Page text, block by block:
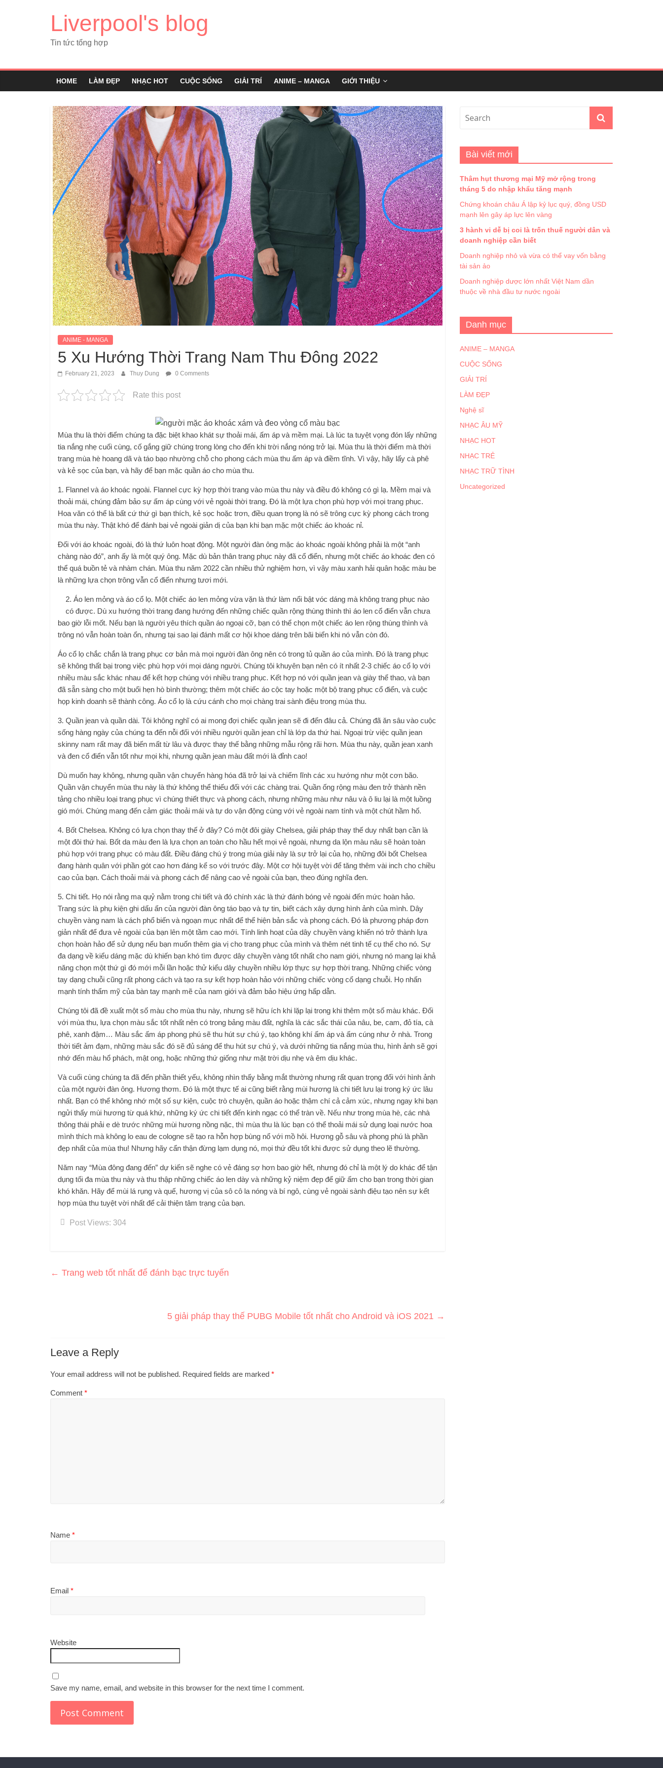
Liverpool's blog
Tin tức tổng hợp
HOME LÀM ĐẸP NHẠC HOT CUỘC SỐNG GIẢI TRÍ ANIME – MANGA GIỚI THIỆU
ANIME - MANGA
5 Xu Hướng Thời Trang Nam Thu Đông 2022
February 21, 2023 Thuy Dung 0 Comments
Rate this post
Mùa thu là thời điểm chúng ta đặc biệt khao khát sự thoải mái, ấm áp và mềm mại. Là lúc ta tuyệt vọng đón lấy những
tia nắng nhẹ cuối cùng, cố gắng giữ chúng trong lòng cho đến khi trời nắng nóng trở lại. Mùa thu là thời điểm mà thời
trang mùa hè hoang dã và táo bạo nhường chỗ cho phong cách mùa thu ấm áp và điềm tĩnh. Vì vậy, hãy lấy cà phê
và kẻ sọc của bạn, và hãy để bạn mặc quần áo cho mùa thu.
1. Flannel và áo khoác ngoài. Flannel cực kỳ hợp thời trang vào mùa thu này và điều đó không có gì lạ. Mềm mại và
thoải mái, chúng đảm bảo sự ấm áp cùng với vẻ ngoài thời trang. Đó là một lựa chọn phù hợp với mọi trang phục.
Hoa văn có thể là bất cứ thứ gì bạn thích, kẻ sọc hoặc trơn, điều quan trọng là nó sẽ trông cực kỳ phong cách trong
mùa thu này. Thật khó để đánh bại vẻ ngoài giản dị của bạn khi bạn mặc một chiếc áo khoác nỉ.
Đối với áo khoác ngoài, đó là thứ luôn hoạt động. Một người đàn ông mặc áo khoác ngoài không phải là một “anh
chàng nào đó”, anh ấy là một quý ông. Mặc dù bản thân trang phục này đã cổ điển, nhưng một chiếc áo khoác đen có
thể quá buồn tẻ và nhàm chán. Mùa thu năm 2022 cần nhiều thử nghiệm hơn, vì vậy màu xanh hải quân hoặc màu be
là những lựa chọn trông vẫn cổ điển nhưng tươi mới.
2. Áo len mỏng và áo cổ lọ. Một chiếc áo len mỏng vừa vặn là thứ làm nổi bật vóc dáng mà không trang phục nào
có được. Dù xu hướng thời trang đang hướng đến những chiếc quần rộng thùng thình thì áo len cổ điển vẫn chưa
bao giờ lỗi mốt. Nếu bạn là người yêu thích quần áo ngoại cỡ, bạn có thể chọn một chiếc áo len rộng thùng thình và
trông nó vẫn hoàn toàn ổn, nhưng tại sao lại đánh mất cơ hội khoe dáng trên bãi biển khi nó vẫn còn đó.
Áo cổ lọ chắc chắn là trang phục cơ bản mà mọi người đàn ông nên có trong tủ quần áo của mình. Đó là trang phục
sẽ không thất bại trong việc phù hợp với mọi dáng người. Chúng tôi khuyên bạn nên có ít nhất 2-3 chiếc áo cổ lọ với
nhiều màu sắc khác nhau để kết hợp chúng với nhiều trang phục. Kết hợp nó với quần jean và giày thể thao, và bạn
đã sẵn sàng cho một buổi hẹn hò bình thường; thêm một chiếc áo cộc tay hoặc một bộ trang phục cổ điển, và cuộc
họp kinh doanh sẽ thành công. Áo cổ lọ là cứu cánh cho mọi chàng trai sành điệu trong mùa thu.
3. Quần jean và quần dài. Tôi không nghĩ có ai mong đợi chiếc quần jean sẽ đi đến đâu cả. Chúng đã ăn sâu vào cuộc
sống hàng ngày của chúng ta đến nỗi đối với nhiều người quần jean chỉ là lớp da thứ hai. Ngoại trừ việc quần jean
skinny nam rất may đã biến mất từ ​​​​lâu và được thay thế bằng những mẫu rộng rãi hơn. Mùa thu này, quần jean xanh
và đen cổ điển vẫn tốt như mọi khi, nhưng quần jean màu đất mới là đỉnh cao!
Dù muốn hay không, nhưng quần vận chuyển hàng hóa đã trở lại và chiếm lĩnh các xu hướng như một cơn bão.
Quần vận chuyển mùa thu này là thứ không thể thiếu đối với các chàng trai. Quần ống rộng màu đen trở thành nền
tảng cho nhiều loại trang phục vì chúng thiết thực và phong cách, nhưng những màu như nâu và ô liu lại là một luồng
gió mới. Chúng mang đến cảm giác thoải mái và tự do vận động cùng với vẻ ngoài nam tính và một chút hầm hố.
4. Bốt Chelsea. Không có lựa chọn thay thế ở đây? Có một đôi giày Chelsea, giải pháp thay thế duy nhất bạn cần là
một đôi thứ hai. Bốt da màu đen là lựa chọn an toàn cho hầu hết mọi vẻ ngoài, nhưng da lộn màu nâu sẽ hoàn toàn
phù hợp với trang phục có màu đất. Điều đáng chú ý trong mùa giải này là sự trở lại của họ, những đôi bốt Chelsea
đang hành quân với phần gót cao hơn đáng kể so với trước đây. Một cơ hội tuyệt vời để tăng thêm vài inch cho chiều
cao của bạn. Cách thoải mái và phong cách để nâng cao vẻ ngoài của bạn, theo đúng nghĩa đen.
5. Chi tiết. Họ nói rằng ma quỷ nằm trong chi tiết và đó chính xác là thứ đánh bóng vẻ ngoài đến mức hoàn hảo.
Trang sức là phụ kiện ghi dấu ấn của người đàn ông táo bạo và tự tin, biết cách xây dựng hình ảnh của mình. Dây
chuyền vàng nam là cách phổ biến và ngoạn mục nhất để thể hiện bản sắc và phong cách. Đó là phương pháp đơn
giản nhất để đưa vẻ ngoài của bạn lên một tầm cao mới. Tính linh hoạt của dây chuyền vàng khiến nó trở thành lựa
chọn hoàn hảo để sử dụng nếu bạn muốn thêm gia vị cho trang phục của mình và thêm nét tinh tế cụ thể cho nó. Sự
đa dạng về kiểu dáng mặc dù khiến bạn khó tìm được dây chuyền vàng tốt nhất cho nam giới, nhưng nó mang lại khả
năng chọn một thứ gì đó mới mỗi lần hoặc thử kiểu dây chuyền nhiều lớp thực sự hợp thời trang. Những chiếc vòng
tay dạng chuỗi cũng rất phong cách và tạo ra sự kết hợp hoàn hảo với những chiếc vòng cổ dạng chuỗi. Họ nhấn
mạnh tính thẩm mỹ của bàn tay mạnh mẽ của nam giới và đảm bảo hiệu ứng hấp dẫn.
Chúng tôi đã đề xuất một số màu cho mùa thu này, nhưng sẽ hữu ích khi lặp lại trong khi thêm một số màu khác. Đối
với mùa thu, lựa chọn màu sắc tốt nhất nên có trong bảng màu đất, nghĩa là các sắc thái của nâu, be, cam, đỏ tía, cà
phê, xanh đậm… Màu sắc ấm áp phong phú sẽ thu hút sự chú ý, tạo không khí ấm áp và ấm cúng như ở nhà. Trong
thời tiết ảm đạm, những màu sắc đó sẽ đủ sáng để thu hút sự chú ý, và dưới những tia nắng mùa thu, hình ảnh sẽ gợi
nhớ đến màu hổ phách, mật ong, hoặc những thứ giống như mặt trời dịu nhẹ và êm dịu khác.
Và cuối cùng chúng ta đã đến phần thiết yếu, không nhìn thấy bằng mắt thường nhưng rất quan trọng đối với hình ảnh
của một người đàn ông. Hương thơm. Đó là một thực tế ai cũng biết rằng mùi hương là chi tiết lưu lại trong ký ức lâu
nhất. Bạn có thể không nhớ một số sự kiện, cuộc trò chuyện, quần áo hoặc thậm chí cả cảm xúc, nhưng ngay khi bạn
ngửi thấy mùi hương từ quá khứ, những ký ức chi tiết đến kinh ngạc có thể tràn về. Nếu như trong mùa hè, các nhà
thông thái phải e dè trước những mùi hương nồng nặc, thì mùa thu là lúc bạn có thể thoải mái sử dụng loại nước hoa
mình thích mà không lo eau de cologne sẽ tạo ra hỗn hợp bùng nổ với mồ hôi. Hương gỗ sâu và phong phú là phần
đẹp nhất của mùa thu! Nhưng hãy cẩn thận đừng lạm dụng nó, mọi thứ đều tốt khi được sử dụng theo lẽ thường.
Năm nay “Mùa đông đang đến” dự kiến ​​sẽ nghe có vẻ đáng sợ hơn bao giờ hết, nhưng đó chỉ là một lý do khác để tận
dụng tối đa mùa thu này và thu thập những chiếc áo len dày và những kỷ niệm đẹp để giữ ấm cho bạn trong thời gian
khó khăn. Hãy để mùi lá rụng và quế, hương vị của sô cô la nóng và bí ngô, cùng vẻ ngoài sành điệu tạo nên sự kết
hợp mùa thu tuyệt vời nhất để cải thiện tâm trạng của bạn.
Post Views: 304
← Trang web tốt nhất để đánh bạc trực tuyến
5 giải pháp thay thế PUBG Mobile tốt nhất cho Android và iOS 2021 →
Leave a Reply
Your email address will not be published. Required fields are marked *
Comment *
Name *
Email *
Website
Save my name, email, and website in this browser for the next time I comment.
Bài viết mới
Thâm hụt thương mại Mỹ mở rộng trong
tháng 5 do nhập khẩu tăng mạnh
Chứng khoán châu Á lập kỷ lục quý, đồng USD
mạnh lên gây áp lực lên vàng
3 hành vi dễ bị coi là trốn thuế người dân và
doanh nghiệp cần biết
Doanh nghiệp nhỏ và vừa có thể vay vốn bằng
tài sản ảo
Doanh nghiệp dược lớn nhất Việt Nam dần
thuộc về nhà đầu tư nước ngoài
Danh mục
ANIME – MANGA
CUỘC SỐNG
GIẢI TRÍ
LÀM ĐẸP
Nghệ sĩ
NHẠC ÂU MỸ
NHẠC HOT
NHẠC TRẺ
NHẠC TRỮ TÌNH
Uncategorized